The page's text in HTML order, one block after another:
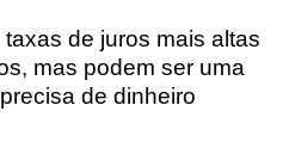
de juros mais altas
mas podem ser uma
de dinheiro